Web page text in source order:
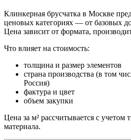
Клинкерная брусчатка в Москве
ценовых категориях — от базовых
Цена зависит от формата,
Что влияет на стоимость:
толщина и размер элементов
страна производства (в том
Россия)
фактура и цвет
объем закупки
Цена за м² рассчитывается с учетом
материала.